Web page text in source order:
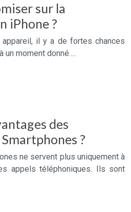
sur la
iPhone ?
il y a de fortes chances
un moment donné….
des
?
ne servent plus uniquement à
appels téléphoniques. Ils sont